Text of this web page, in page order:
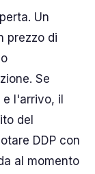
Un
prezzo di
Se
l'arrivo, il
del
DDP con
al momento